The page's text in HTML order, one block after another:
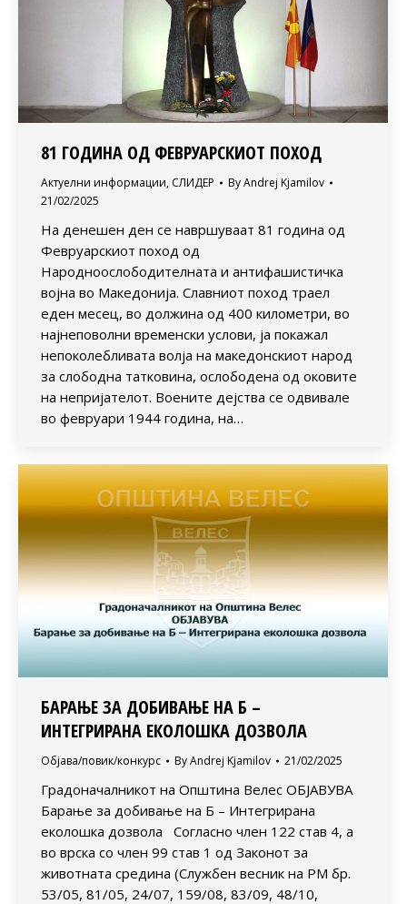
81 ГОДИНА ОД ФЕВРУАРСКИОТ ПОХОД
Актуелни информации, СЛИДЕР ByAndrej Kjamilov
21/02/2025
На денешен ден се навршуваат 81 година од
Февруарскиот поход од
Народноослободителната и антифашистичка
војна во Македонија. Славниот поход траел
еден месец, во должина од 400 километри, во
најнеповолни временски услови, ја покажал
непоколебливата волја на македонскиот народ
за слободна татковина, ослободена од оковите
на непријателот. Воените дејства се одвивале
во февруари 1944 година, на…
БАРАЊЕ ЗА ДОБИВАЊЕ НА Б –
ИНТЕГРИРАНА ЕКОЛОШКА ДОЗВОЛА
Објава/повик/конкурс ByAndrej Kjamilov 21/02/2025
Градоначалникот на Општина Велес ОБЈАВУВА
Барање за добивање на Б – Интегрирана
еколошка дозвола Согласно член 122 став 4, а
во врска со член 99 став 1 од Законот за
животната средина (Службен весник на РМ бр.
53/05, 81/05, 24/07, 159/08, 83/09, 48/10,